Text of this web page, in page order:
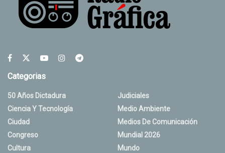
Categorias
50 Años Dictadura
Ciencia Y Tecnología
Ciudad
Congreso
Cultura
Judiciales
Medio Ambiente
Medios De Comunicación
Mundial 2026
Mundo